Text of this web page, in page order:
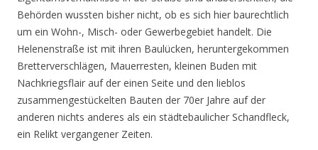
Behörden wussten bisher nicht, ob es sich hier baurechtlich
um ein Wohn-, Misch- oder Gewerbegebiet handelt. Die
Helenenstraße ist mit ihren Baulücken, heruntergekommen
Bretterverschlägen, Mauerresten, kleinen Buden mit
Nachkriegsflair auf der einen Seite und den lieblos
zusammengestückelten Bauten der 70er Jahre auf der
anderen nichts anderes als ein städtebaulicher Schandfleck,
ein Relikt vergangener Zeiten.